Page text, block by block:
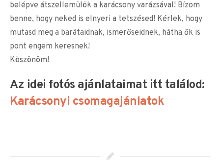
belépve átszellemülök a karácsony varázsával! Bízom
benne, hogy neked is elnyeri a tetszésed! Kérlek, hogy
mutasd meg a barátaidnak, ismerőseidnek, hátha ők is
pont engem keresnek!
Köszönöm!
Az idei fotós ajánlataimat itt találod:
Karácsonyi csomagajánlatok